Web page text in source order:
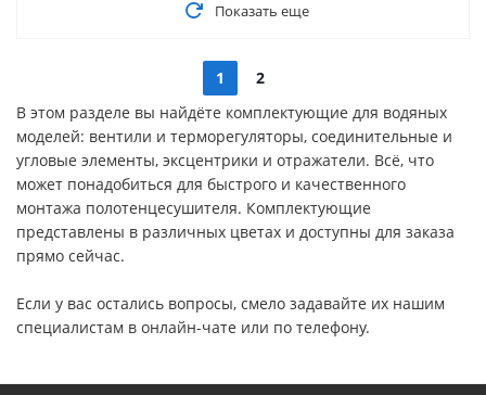
Показать еще
1
2
В этом разделе вы найдёте комплектующие для водяных
моделей: вентили и терморегуляторы, соединительные и
угловые элементы, эксцентрики и отражатели. Всё, что
может понадобиться для быстрого и качественного
монтажа полотенцесушителя. Комплектующие
представлены в различных цветах и доступны для заказа
прямо сейчас.
Если у вас остались вопросы, смело задавайте их нашим
специалистам в онлайн-чате или по телефону.